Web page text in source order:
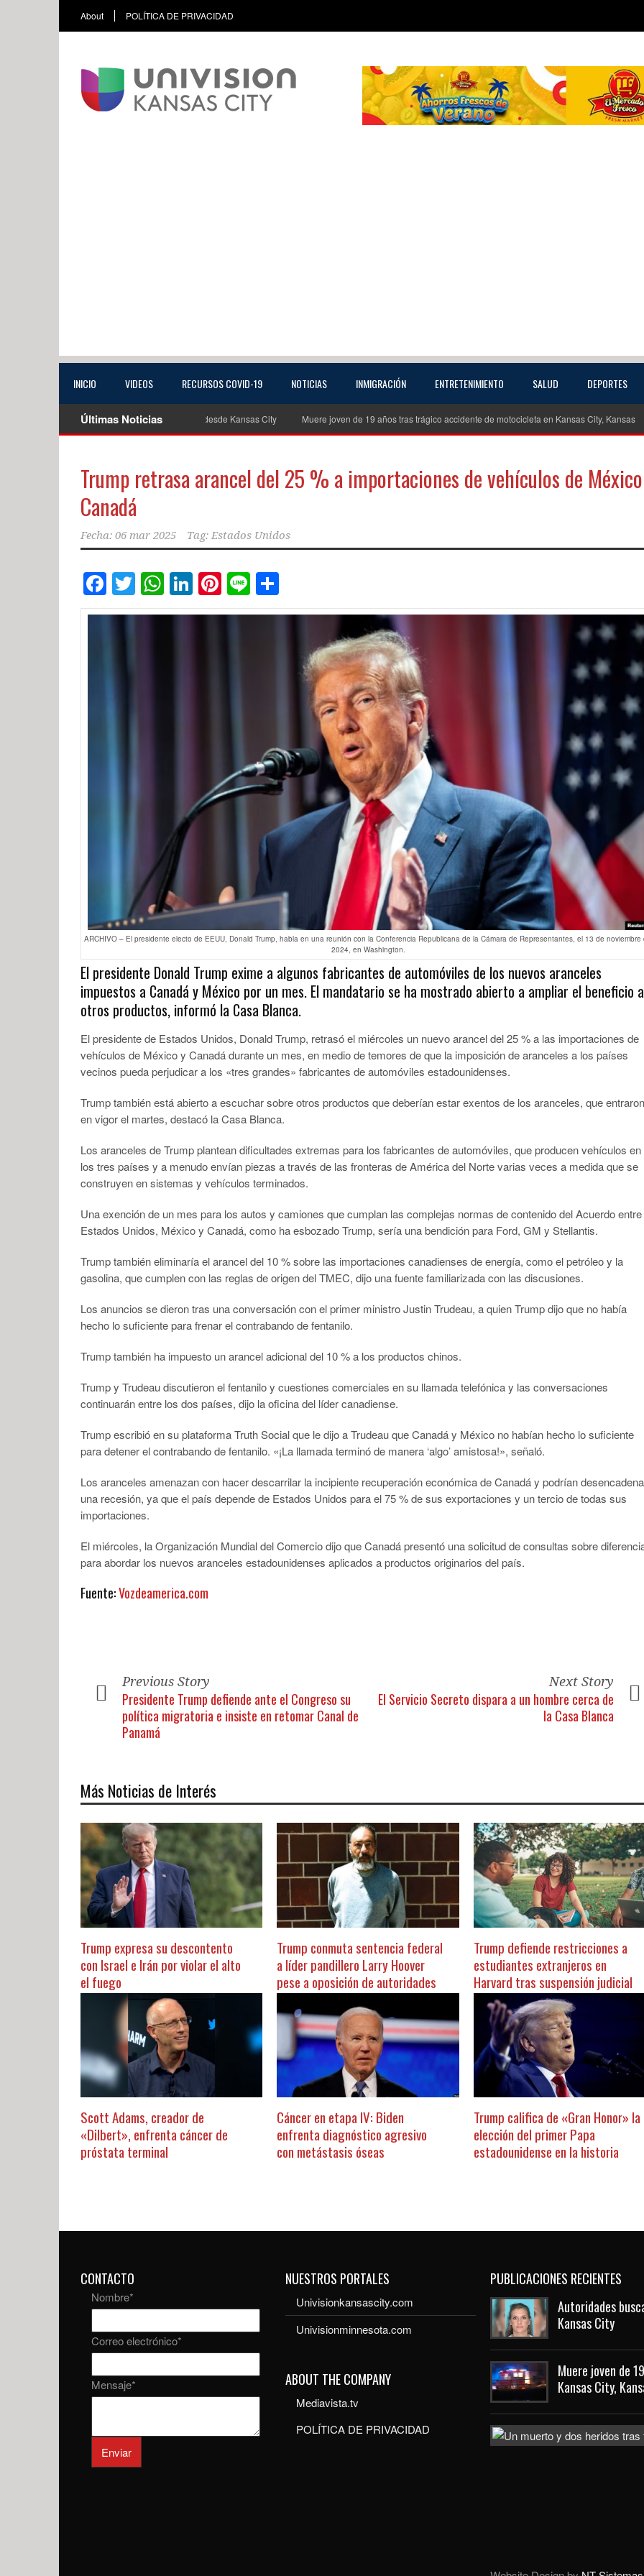
About POLÍTICA DE PRIVACIDAD
INICIO VIDEOS RECURSOS COVID-19 NOTICIAS INMIGRACIÓN ENTRETENIMIENTO SALUD DEPORTES
Últimas Noticias
a conductora extraviada que viajaba desde Kansas City Muere joven de 19 años tras trágico accidente de motocicleta en Kansas City, Kansas
Trump retrasa arancel del 25 % a importaciones de vehículos de
Canadá
Fecha: 06 mar 2025 Tag: Estados Unidos
Facebook
Twitter
WhatsApp
LinkedIn
Pinterest
Line
ARCHIVO – El presidente electo de EEUU, Donald Trump, habla en una reunión con la Conferencia Republicana de la Cámara de Representantes, el 13 de noviembre
2024, en Washington.
El presidente Donald Trump exime a algunos fabricantes de automóviles de los nuevos aranceles
impuestos a Canadá y México por un mes. El mandatario se ha mostrado abierto a ampliar el beneficio a
otros productos, informó la Casa Blanca.
El presidente de Estados Unidos, Donald Trump, retrasó el miércoles un nuevo arancel del 25 % a las importaciones de
vehículos de México y Canadá durante un mes, en medio de temores de que la imposición de aranceles a los países
vecinos pueda perjudicar a los «tres grandes» fabricantes de automóviles estadounidenses.
Trump también está abierto a escuchar sobre otros productos que deberían estar exentos de los aranceles, que entraron
en vigor el martes, destacó la Casa Blanca.
Los aranceles de Trump plantean dificultades extremas para los fabricantes de automóviles, que producen vehículos en
los tres países y a menudo envían piezas a través de las fronteras de América del Norte varias veces a medida que se
construyen en sistemas y vehículos terminados.
Una exención de un mes para los autos y camiones que cumplan las complejas normas de contenido del Acuerdo entre
Estados Unidos, México y Canadá, como ha esbozado Trump, sería una bendición para Ford, GM y Stellantis.
Trump también eliminaría el arancel del 10 % sobre las importaciones canadienses de energía, como el petróleo y la
gasolina, que cumplen con las reglas de origen del TMEC, dijo una fuente familiarizada con las discusiones.
Los anuncios se dieron tras una conversación con el primer ministro Justin Trudeau, a quien Trump dijo que no había
hecho lo suficiente para frenar el contrabando de fentanilo.
Trump también ha impuesto un arancel adicional del 10 % a los productos chinos.
Trump y Trudeau discutieron el fentanilo y cuestiones comerciales en su llamada telefónica y las conversaciones
continuarán entre los dos países, dijo la oficina del líder canadiense.
Trump escribió en su plataforma Truth Social que le dijo a Trudeau que Canadá y México no habían hecho lo suficiente
para detener el contrabando de fentanilo. «¡La llamada terminó de manera ‘algo’ amistosa!», señaló.
Los aranceles amenazan con hacer descarrilar la incipiente recuperación económica de Canadá y podrían
una recesión, ya que el país depende de Estados Unidos para el 75 % de sus exportaciones y un tercio de todas sus
importaciones.
El miércoles, la Organización Mundial del Comercio dijo que Canadá presentó una solicitud de consultas sobre
para abordar los nuevos aranceles estadounidenses aplicados a productos originarios del país.
Fuente:Vozdeamerica.com
Previous Story
Presidente Trump defiende ante el Congreso su
política migratoria e insiste en retomar Canal de
Panamá
Next Story
El Servicio Secreto dispara a un hombre cerca de
la Casa Blanca
Más Noticias de Interés
Trump expresa su descontento
con Israel e Irán por violar el alto
el fuego
Trump conmuta sentencia federal
a líder pandillero Larry Hoover
pese a oposición de autoridades
Trump defiende restricciones a
estudiantes extranjeros en
Harvard tras suspensión judicial
Scott Adams, creador de
«Dilbert», enfrenta cáncer de
próstata terminal
Cáncer en etapa IV: Biden
enfrenta diagnóstico agresivo
con metástasis óseas
Trump califica de «Gran Honor» la
elección del primer Papa
estadounidense en la historia
CONTACTO
Nombre*
Correo electrónico*
Mensaje*
Enviar
NUESTROS PORTALES
Univisionkansascity.com
Univisionminnesota.com
ABOUT THE COMPANY
Mediavista.tv
POLÍTICA DE PRIVACIDAD
PUBLICACIONES RECIENTES
Autoridades
Kansas City
Muere joven de
Kansas City,